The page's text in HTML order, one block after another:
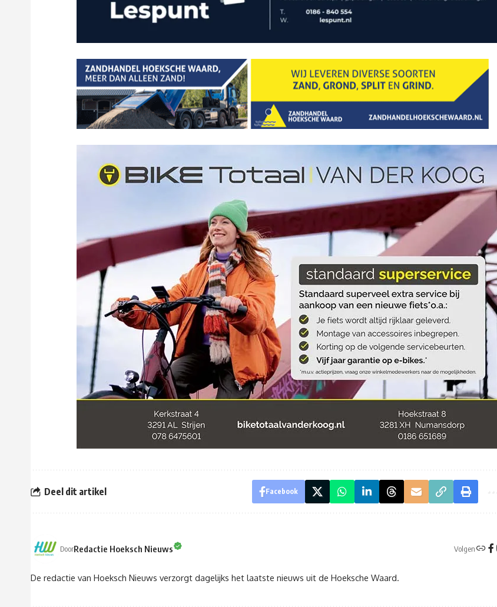
Deel dit artikel Facebook
DoorRedactie Hoeksch Nieuws Volgen
De redactie van Hoeksch Nieuws verzorgt dagelijks het laatste nieuws uit de Hoeksche Waard.